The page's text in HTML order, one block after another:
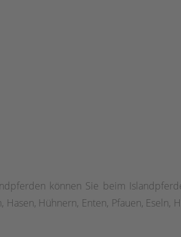
können Sie beim
Hühnern, Enten, Pfauen, Eseln,